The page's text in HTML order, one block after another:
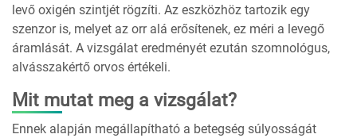
levő oxigén szintjét rögzíti. Az eszközhöz tartozik egy
szenzor is, melyet az orr alá erősítenek, ez méri a levegő
áramlását. A vizsgálat eredményét ezután szomnológus,
alvásszakértő orvos értékeli.
Mit mutat meg a vizsgálat?
Ennek alapján megállapítható a betegség súlyosságát